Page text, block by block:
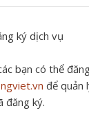
ký dịch vụ
bạn có thể
để quản
đăng ký.